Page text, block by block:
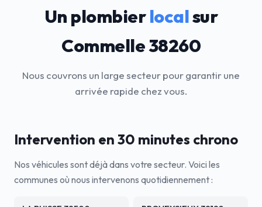
Un plombierlocalsur
Commelle 38260
Nous couvrons un large secteur pour garantir une
arrivée rapide chez vous.
Intervention en 30 minutes chrono
Nos véhicules sont déjà dans votre secteur. Voici les
communes où nous intervenons quotidiennement :